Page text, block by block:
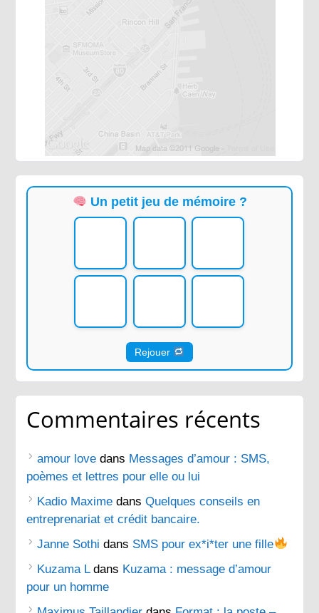
Un petit jeu de mémoire ?
Rejouer
Commentaires récents
amour love dans Messages d’amour : SMS,
poèmes et lettres pour elle ou lui
Kadio Maxime dansQuelques conseils en
entreprenariat et crédit bancaire.
Janne Sothi dans SMS pour ex*i*ter une fille
Kuzama Ldans Kuzama : message d’amour
pour un homme